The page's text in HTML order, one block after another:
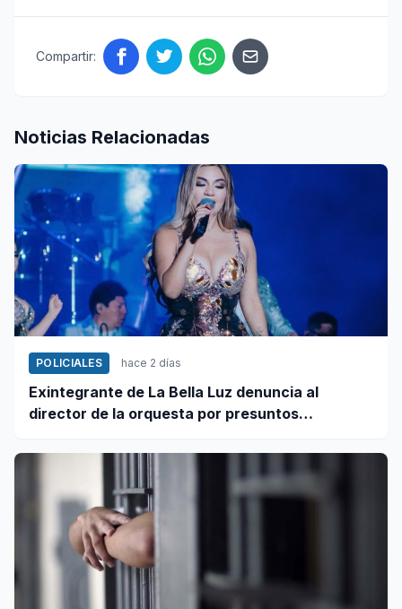
Compartir:
Noticias Relacionadas
POLICIALES hace 2 días
Exintegrante de La Bella Luz denuncia al
director de la orquesta por presuntos